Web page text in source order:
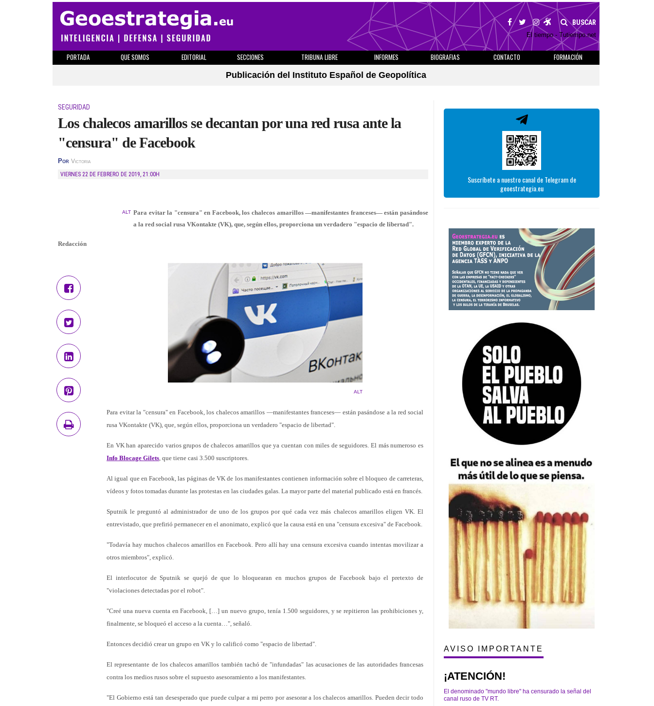
BUSCAR
El tiempo - Tutiempo.net
PORTADA QUE SOMOS EDITORIAL SECCIONES TRIBUNA LIBRE INFORMES BIOGRAFIAS CONTACTO
FORMACIÓN
Publicación del Instituto Español de Geopolítica
SEGURIDAD
Los chalecos amarillos se decantan por una red rusa ante la
"censura" de Facebook
Por Victoria
VIERNES 22 DE FEBRERO DE 2019, 21:00H
ALT Para evitar la "censura" en Facebook, los chalecos amarillos —manifestantes franceses— están pasándose
a la red social rusa VKontakte (VK), que, según ellos, proporciona un verdadero "espacio de libertad".
Redacción
ALT
Para evitar la "censura" en Facebook, los chalecos amarillos —manifestantes franceses— están pasándose a la red social
rusa VKontakte (VK), que, según ellos, proporciona un verdadero "espacio de libertad".
En VK han aparecido varios grupos de chalecos amarillos que ya cuentan con miles de seguidores. El más numeroso es
Info Blocage Gilets, que tiene casi 3.500 suscriptores.
Al igual que en Facebook, las páginas de VK de los manifestantes contienen información sobre el bloqueo de carreteras,
vídeos y fotos tomadas durante las protestas en las ciudades galas. La mayor parte del material publicado está en francés.
Sputnik le preguntó al administrador de uno de los grupos por qué cada vez más chalecos amarillos eligen VK. El
entrevistado, que prefirió permanecer en el anonimato, explicó que la causa está en una "censura excesiva" de Facebook.
"Todavía hay muchos chalecos amarillos en Facebook. Pero allí hay una censura excesiva cuando intentas movilizar a
otros miembros", explicó.
El interlocutor de Sputnik se quejó de que lo bloquearan en muchos grupos de Facebook bajo el pretexto de
"violaciones detectadas por el robot".
"Creé una nueva cuenta en Facebook, […] un nuevo grupo, tenía 1.500 seguidores, y se repitieron las prohibiciones y,
finalmente, se bloqueó el acceso a la cuenta…", señaló.
Entonces decidió crear un grupo en VK y lo calificó como "espacio de libertad".
El representante de los chalecos amarillos también tachó de "infundadas" las acusaciones de las autoridades francesas
contra los medios rusos sobre el supuesto asesoramiento a los manifestantes.
"El Gobierno está tan desesperado que puede culpar a mi perro por asesorar a los chalecos amarillos. Pueden decir todo
Suscríbete a nuestro canal de Telegram de
geoestrategia.eu
AVISO IMPORTANTE
¡ATENCIÓN!
El denominado "mundo libre" ha censurado la señal del
canal ruso de TV RT.